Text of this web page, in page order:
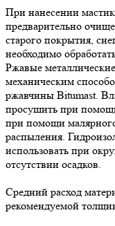
При нанесении
предварительно
старого покрытия,
необходимо
Ржавые
механическим
ржавчины Bitumast.
просушить при
при помощи
распыления.
использовать при
отсутствии осадков.
Средний расход
рекомендуемой